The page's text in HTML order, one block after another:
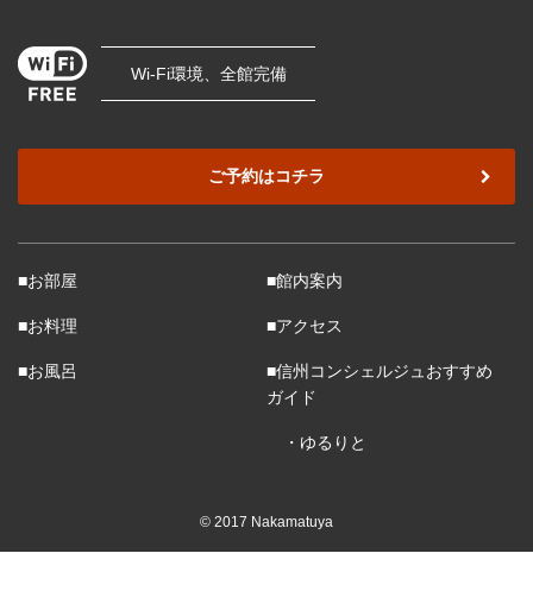
Wi-Fi環境、全館完備
ご予約はコチラ
■お部屋
■お料理
■お風呂
■館内案内
■アクセス
■信州コンシェルジュおすすめ
ガイド
・ゆるりと
© 2017 Nakamatuya